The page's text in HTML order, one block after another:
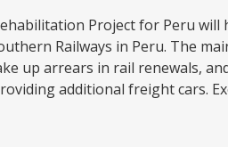
Project for Peru
Railways in Peru. The
up arrears in rail renewals,
additional freight cars.